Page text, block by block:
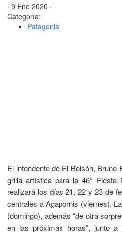
· 9 Ene 2020 ·
Categoría:
Patagonia
El intendente de El Bolsón, Bruno
grilla artística para la 46° Fiesta
realizará los días 21, 22 y 23 de
centrales a Agapornis (viernes),
(domingo), además “de otra
en las próximas horas”, junto